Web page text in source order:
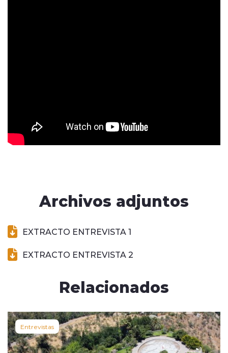
Archivos adjuntos
EXTRACTO ENTREVISTA 1
EXTRACTO ENTREVISTA 2
Relacionados
Entrevistas